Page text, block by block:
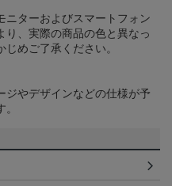
ニターおよびスマートフォン
り、実際の商品の色と異なっ
めご了承ください。
ジやデザインなどの仕様が予